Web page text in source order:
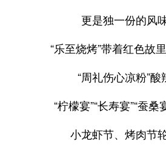
更是独一份的风
“乐至烧烤”带着红色故
“周礼伤心凉粉”酸
“柠檬宴”“长寿宴”“蚕桑
小龙虾节、烤肉节